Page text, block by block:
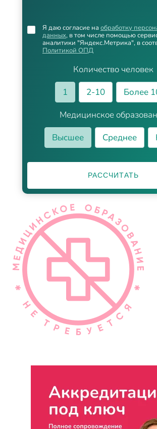
Количество человек
1
2-10
Более
Медицинское
Высшее
Среднее
Я даю согласие на обработку
данных, в том числе помощью
аналитики "Яндекс.Метрика", в
Политикой ОПД
РАССЧИТАТЬ